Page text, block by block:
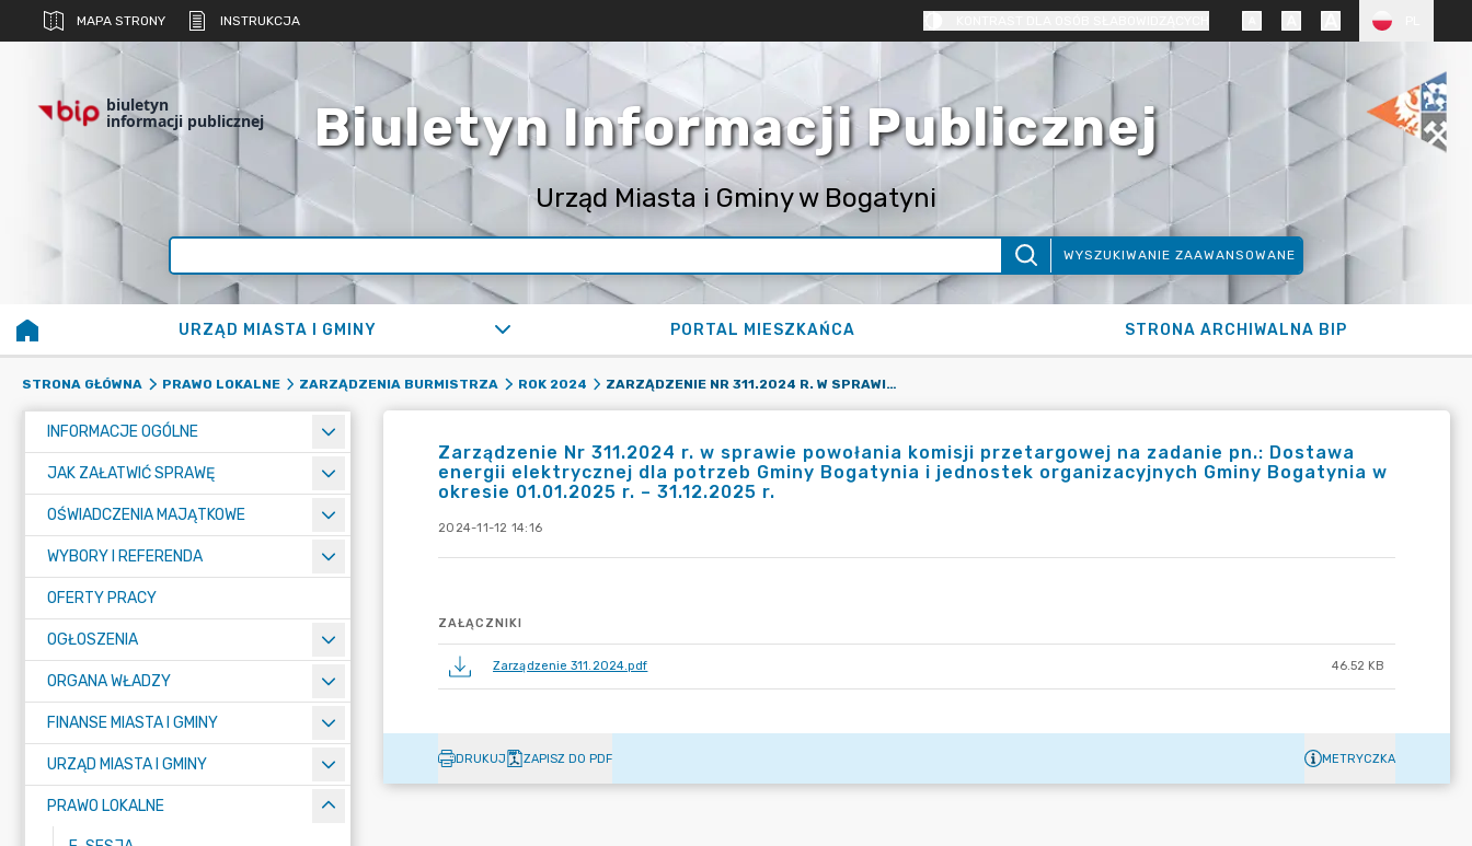
MAPA STRONY INSTRUKCJA
biuletyn
informacji publicznej Biuletyn Informacji Publicznej
Urząd Miasta i Gminy w Bogatyni
WYSZUKIWANIE ZAAWANSOWANE
URZĄD MIASTA I GMINY PORTAL MIESZKAŃCA STRONA ARCHIWALNA BIP
STRONA GŁÓWNA PRAWO LOKALNE ZARZĄDZENIA BURMISTRZA ROK 2024 ZARZĄDZENIE NR 311.2024 R. W SPRAWIE POWOŁANIA KOMISJI PRZETARGOWEJ NA ZADANIE PN.: DOSTAWA ENERGII ELEKTRYCZNEJ DLA POTRZEB GMINY BOGATYNIA I JEDNOSTEK ORGANIZACYJNYCH GMINY BOGATYNIA W OKRESIE 01.01.2025 R. – 31.12.2025 R.
INFORMACJE OGÓLNE
JAK ZAŁATWIĆ SPRAWĘ
OŚWIADCZENIA MAJĄTKOWE
WYBORY I REFERENDA
OFERTY PRACY
OGŁOSZENIA
ORGANA WŁADZY
FINANSE MIASTA I GMINY
URZĄD MIASTA I GMINY
PRAWO LOKALNE
Zarządzenie Nr 311.2024 r. w sprawie powołania komisji przetargowej na zadanie pn.: Dostawa
energii elektrycznej dla potrzeb Gminy Bogatynia i jednostek organizacyjnych Gminy Bogatynia w
okresie 01.01.2025 r. – 31.12.2025 r.
2024-11-12 14:16
ZAŁĄCZNIKI
Zarządzenie 311.2024.pdf 46.52 KB
DRUKUJ ZAPISZ DO PDF METRYCZKA